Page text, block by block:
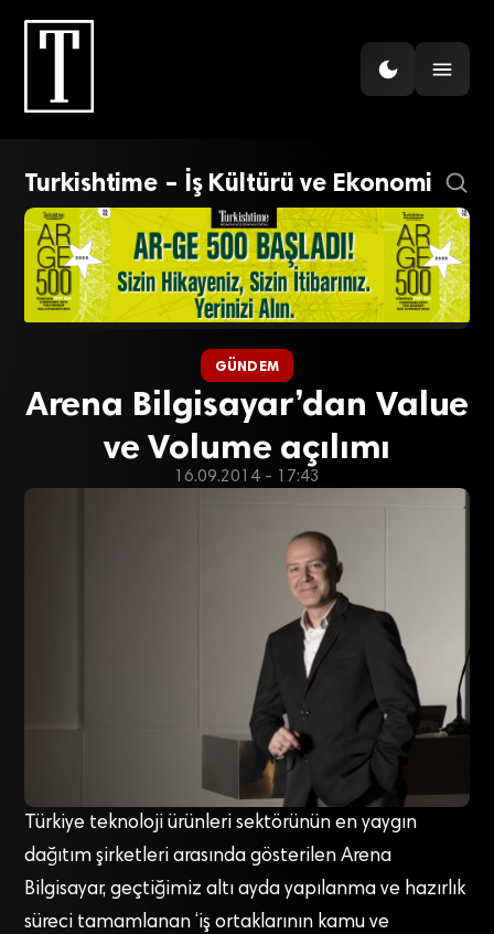
Turkishtime – İş Kültürü ve Ekonomi
GÜNDEM
Arena Bilgisayar’dan Value
ve Volume açılımı
16.09.2014 - 17:43
Türkiye teknoloji ürünleri sektörünün en yaygın
dağıtım şirketleri arasında gösterilen Arena
Bilgisayar, geçtiğimiz altı ayda yapılanma ve hazırlık
süreci tamamlanan ‘iş ortaklarının kamu ve